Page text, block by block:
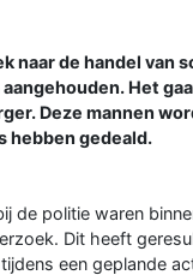
naar de handel van
Het
Deze mannen
hebben gedeald.
de politie waren
Dit heeft
een geplande